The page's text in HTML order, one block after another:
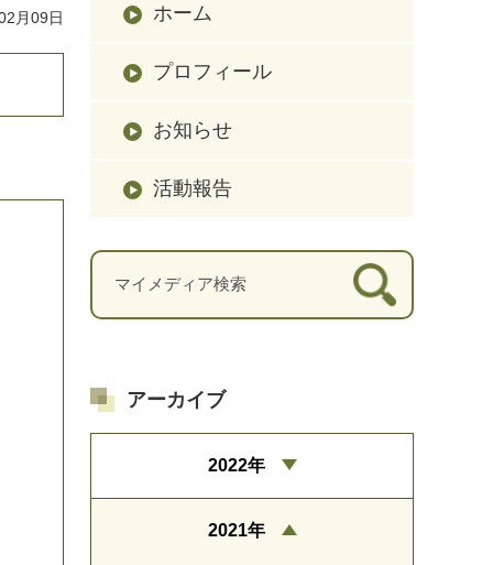
月09日 ホーム
プロフィール
お知らせ
活動報告
アーカイブ
2022年
2021年